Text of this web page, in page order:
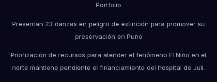
Portfolio
Presentan 23 danzas en peligro de extinción para promover su
preservación en Puno
Priorización de recursos para atender el fenómeno El Niño en el
norte mantiene pendiente el financiamiento del hospital de Juli.